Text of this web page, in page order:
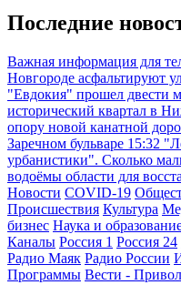
Последние
Важная информация для
Новгороде асфальтируют
"Евдокия" прошел двести
исторический квартал в
опору новой канатной
Заречном бульваре 15:32
урбанистики". Сколько
водоёмы области для
Новости COVID-19
Происшествия Культура
бизнес Наука и
Каналы Россия 1 Россия 24
Радио Маяк Радио России
Программы Вести -